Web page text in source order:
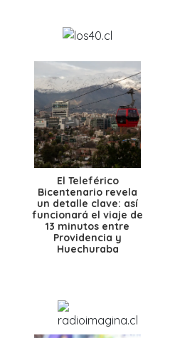
El Teleférico
Bicentenario revela
un detalle clave: así
funcionará el viaje de
13 minutos entre
Providencia y
Huechuraba